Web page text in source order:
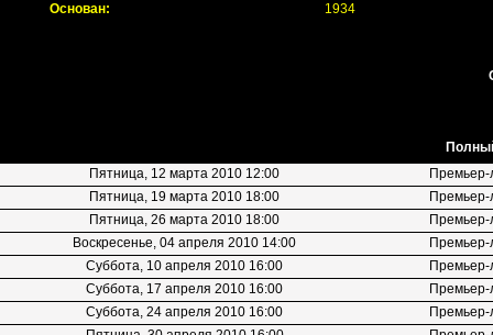
Основан:
1934
Пятница, 12 марта 2010 12:00
Премьер-
Пятница, 19 марта 2010 18:00
Премьер-
Пятница, 26 марта 2010 18:00
Премьер-
Воскресенье, 04 апреля 2010 14:00
Премьер-
Суббота, 10 апреля 2010 16:00
Премьер-
Суббота, 17 апреля 2010 16:00
Премьер-
Суббота, 24 апреля 2010 16:00
Премьер-